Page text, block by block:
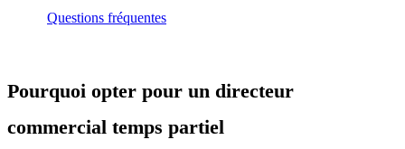
Questions fréquentes
Pourquoi opter pour un directeur
commercial temps partiel